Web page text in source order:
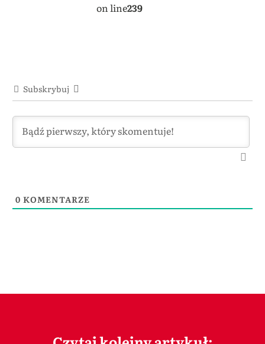
on line239
Subskrybuj
0 KOMENTARZE